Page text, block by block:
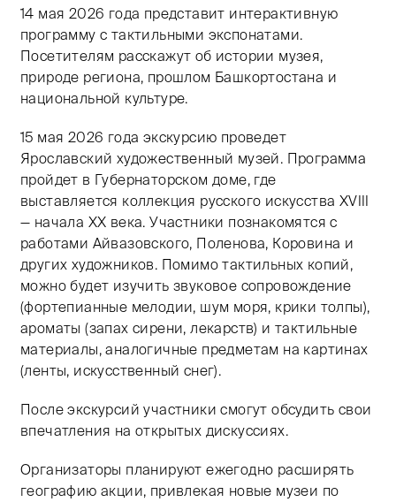
14 мая 2026 года представит интерактивную
программу с тактильными экспонатами.
Посетителям расскажут об истории музея,
природе региона, прошлом Башкортостана и
национальной культуре.
15 мая 2026 года экскурсию проведет
Ярославский художественный музей. Программа
пройдет в Губернаторском доме, где
выставляется коллекция русского искусства XVIII
— начала XX века. Участники познакомятся с
работами Айвазовского, Поленова, Коровина и
других художников. Помимо тактильных копий,
можно будет изучить звуковое сопровождение
(фортепианные мелодии, шум моря, крики толпы),
ароматы (запах сирени, лекарств) и тактильные
материалы, аналогичные предметам на картинах
(ленты, искусственный снег).
После экскурсий участники смогут обсудить свои
впечатления на открытых дискуссиях.
Организаторы планируют ежегодно расширять
географию акции, привлекая новые музеи по